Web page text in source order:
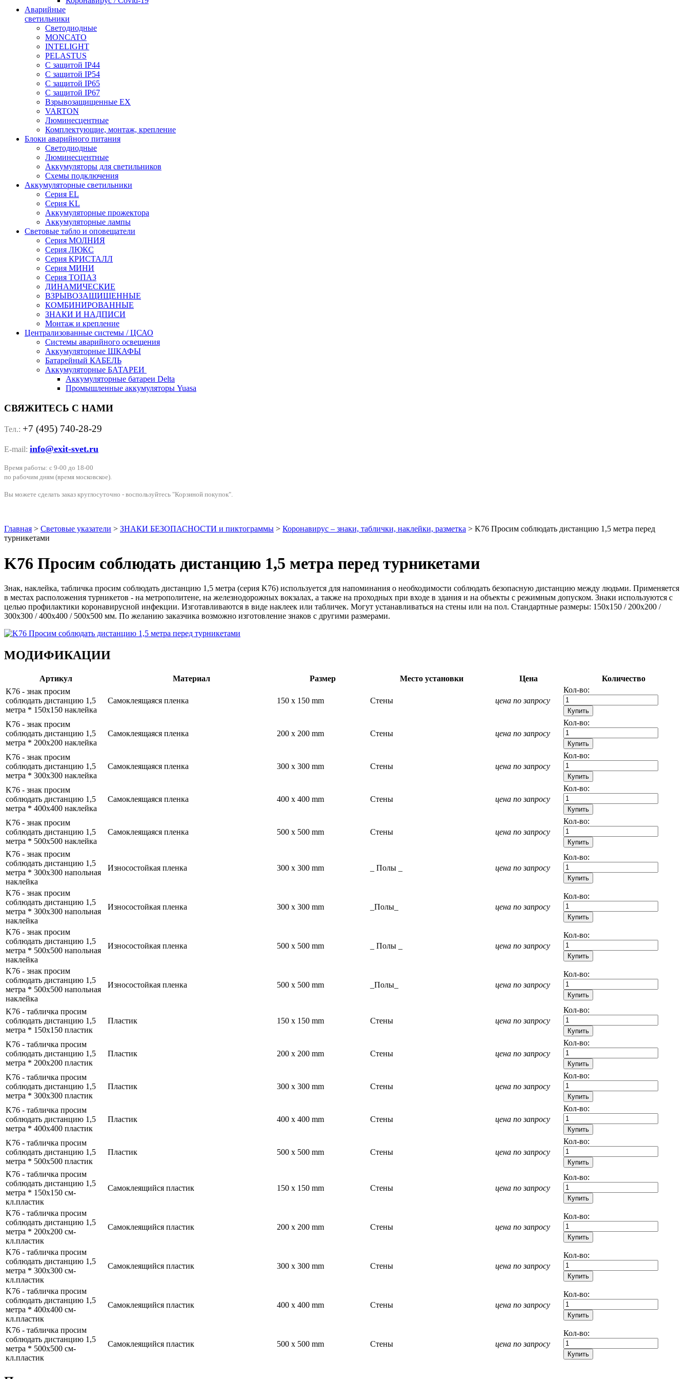
Аварийные
светильники
Светодиодные
MONCATO
INTELIGHT
PELASTUS
С защитой IP44
С защитой IP54
С защитой IP65
С защитой IP67
Взрывозащищенные EX
VARTON
Люминесцентные
Комплектующие, монтаж, крепление
Блоки аварийного питания
Светодиодные
Люминесцентные
Аккумуляторы для светильников
Схемы подключения
Аккумуляторные светильники
Серия EL
Серия KL
Аккумуляторные прожектора
Аккумуляторные лампы
Световые табло и оповещатели
Серия МОЛНИЯ
Серия ЛЮКС
Серия КРИСТАЛЛ
Серия МИНИ
Серия ТОПАЗ
ДИНАМИЧЕСКИЕ
ВЗРЫВОЗАЩИЩЕННЫЕ
КОМБИНИРОВАННЫЕ
ЗНАКИ И НАДПИСИ
Монтаж и крепление
Централизованные системы / ЦСАО
Системы аварийного освещения
Аккумуляторные ШКАФЫ
Батарейный КАБЕЛЬ
Аккумуляторные БАТАРЕИ
Аккумуляторные батареи Delta
Промышленные аккумуляторы Yuasa
СВЯЖИТЕСЬ С НАМИ
Тел.: +7 (495) 740-28-29
E-mail: info@exit-svet.ru
Время работы: с 9-00 до 18-00
по рабочим дням (время московское).
Вы можете сделать заказ круглосуточно - воспользуйтесь "Корзиной покупок".
Главная > Световые указатели > ЗНАКИ БЕЗОПАСНОСТИ и пиктограммы > Коронавирус – знаки, таблички, наклейки, разметка > K76 Просим соблюдать дистанцию 1,5 метра перед
турникетами
K76 Просим соблюдать дистанцию 1,5 метра перед турникетами
Знак, наклейка, табличка просим соблюдать дистанцию 1,5 метра (серия K76) используется для напоминания о необходимости соблюдать безопасную дистанцию между людьми. Применяется
в местах расположения турникетов - на метрополитене, на железнодорожных вокзалах, а также на проходных при входе в здания и на объекты с режимным допуском. Знаки используются с
целью профилактики коронавирусной инфекции. Изготавливаются в виде наклеек или табличек. Могут устанавливаться на стены или на пол. Стандартные размеры: 150x150 / 200x200 /
300x300 / 400x400 / 500x500 мм. По желанию заказчика возможно изготовление знаков с другими размерами.
МОДИФИКАЦИИ
Артикул Материал Размер Место установки Цена
Количество
K76 - знак просим
соблюдать дистанцию 1,5
метра * 150x150 наклейка
Самоклеящаяся пленка 150 x 150 mm Стены цена по запросу
Кол-во:
K76 - знак просим
соблюдать дистанцию 1,5
метра * 200x200 наклейка
Самоклеящаяся пленка 200 x 200 mm Стены цена по запросу
Кол-во:
K76 - знак просим
соблюдать дистанцию 1,5
метра * 300x300 наклейка
Самоклеящаяся пленка 300 x 300 mm Стены цена по запросу
Кол-во:
K76 - знак просим
соблюдать дистанцию 1,5
метра * 400x400 наклейка
Самоклеящаяся пленка 400 x 400 mm Стены цена по запросу
Кол-во:
K76 - знак просим
соблюдать дистанцию 1,5
метра * 500x500 наклейка
Самоклеящаяся пленка 500 x 500 mm Стены цена по запросу
Кол-во:
K76 - знак просим
соблюдать дистанцию 1,5
метра * 300x300 напольная
наклейка
Износостойкая пленка 300 x 300 mm _ Полы _ цена по запросу
Кол-во:
K76 - знак просим
соблюдать дистанцию 1,5
метра * 300x300 напольная
наклейка
Износостойкая пленка 300 x 300 mm _Полы_ цена по запросу
Кол-во:
K76 - знак просим
соблюдать дистанцию 1,5
метра * 500x500 напольная
наклейка
Износостойкая пленка 500 x 500 mm _ Полы _ цена по запросу
Кол-во:
K76 - знак просим
соблюдать дистанцию 1,5
метра * 500x500 напольная
наклейка
Износостойкая пленка 500 x 500 mm _Полы_ цена по запросу
Кол-во:
K76 - табличка просим
соблюдать дистанцию 1,5
метра * 150x150 пластик
Пластик 150 x 150 mm Стены цена по запросу
Кол-во:
K76 - табличка просим
соблюдать дистанцию 1,5
метра * 200x200 пластик
Пластик 200 x 200 mm Стены цена по запросу
Кол-во:
K76 - табличка просим
соблюдать дистанцию 1,5
метра * 300x300 пластик
Пластик 300 x 300 mm Стены цена по запросу
Кол-во:
K76 - табличка просим
соблюдать дистанцию 1,5
метра * 400x400 пластик
Пластик 400 x 400 mm Стены цена по запросу
Кол-во:
K76 - табличка просим
соблюдать дистанцию 1,5
метра * 500x500 пластик
Пластик 500 x 500 mm Стены цена по запросу
Кол-во:
K76 - табличка просим
соблюдать дистанцию 1,5
метра * 150x150 см-
кл.пластик
Самоклеящийся пластик 150 x 150 mm Стены цена по запросу
Кол-во:
K76 - табличка просим
соблюдать дистанцию 1,5
метра * 200x200 см-
кл.пластик
Самоклеящийся пластик 200 x 200 mm Стены цена по запросу
Кол-во:
K76 - табличка просим
соблюдать дистанцию 1,5
метра * 300x300 см-
кл.пластик
Самоклеящийся пластик 300 x 300 mm Стены цена по запросу
Кол-во:
K76 - табличка просим
соблюдать дистанцию 1,5
метра * 400x400 см-
кл.пластик
Самоклеящийся пластик 400 x 400 mm Стены цена по запросу
Кол-во:
K76 - табличка просим
соблюдать дистанцию 1,5
метра * 500x500 см-
кл.пластик
Самоклеящийся пластик 500 x 500 mm Стены цена по запросу
Кол-во: